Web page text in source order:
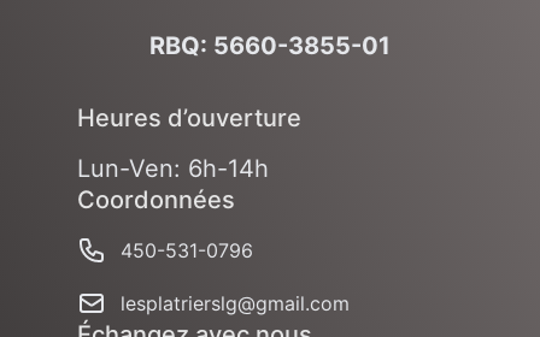
RBQ: 5660-3855-01
Heures d’ouverture
Lun-Ven: 6h-14h
Coordonnées
Numéro de cellulaire
450-531-0796
Courriellesplatrierslg@gmail.com